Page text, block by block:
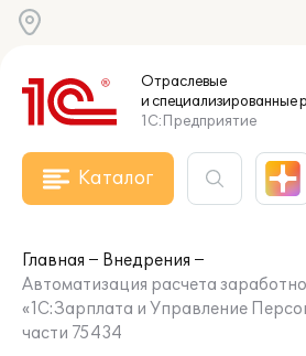
Отраслевые
и специализированные
1С:Предприятие
Каталог
Главная
Внедрения
Автоматизация расчета
«1С:Зарплата и Управление
части 75434